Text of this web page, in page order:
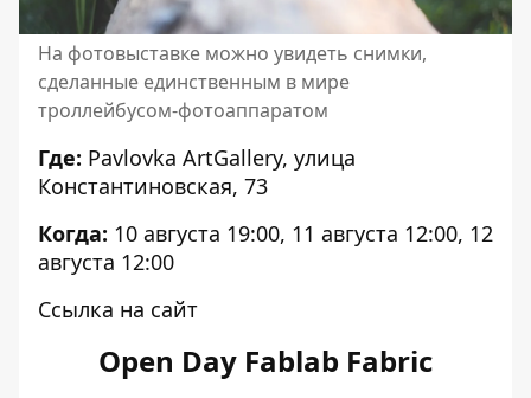
На фотовыставке можно увидеть снимки,
сделанные единственным в мире
троллейбусом-фотоаппаратом
Где: Pavlovka ArtGallery, улица
Константиновская, 73
Когда: 10 августа 19:00, 11 августа 12:00, 12
августа 12:00
Ссылка на сайт
Open Day Fablab Fabric